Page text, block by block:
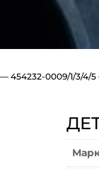
454232-0009/1/3/4/